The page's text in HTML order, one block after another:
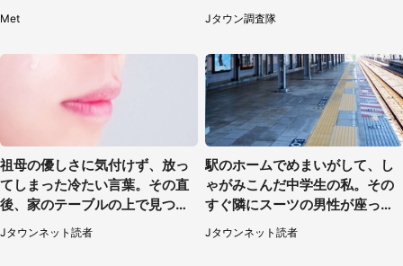
Met
（ハルカス）」コラボメニュー
も恋の味【7／24～11／29】
Jタウン調査隊
祖母の優しさに気付けず、放っ
てしまった冷たい言葉。その直
後、家のテーブルの上で見つけ
たものは（福岡県・30代女性）
Jタウンネット読者
駅のホームでめまいがして、し
ゃがみこんだ中学生の私。その
すぐ隣にスーツの男性が座って
きて（千葉県・20代女性）
Jタウンネット読者